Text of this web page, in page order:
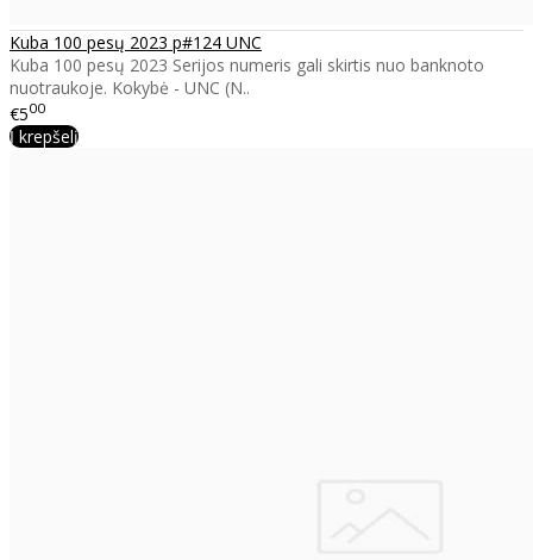
Kuba 100 pesų 2023 p#124 UNC
Kuba 100 pesų 2023 Serijos numeris gali skirtis nuo banknoto
nuotraukoje. Kokybė - UNC (N..
€500
Į krepšelį